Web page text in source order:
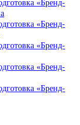
«Бренд-
«Бренд-
«Бренд-
«Бренд-
«Бренд-